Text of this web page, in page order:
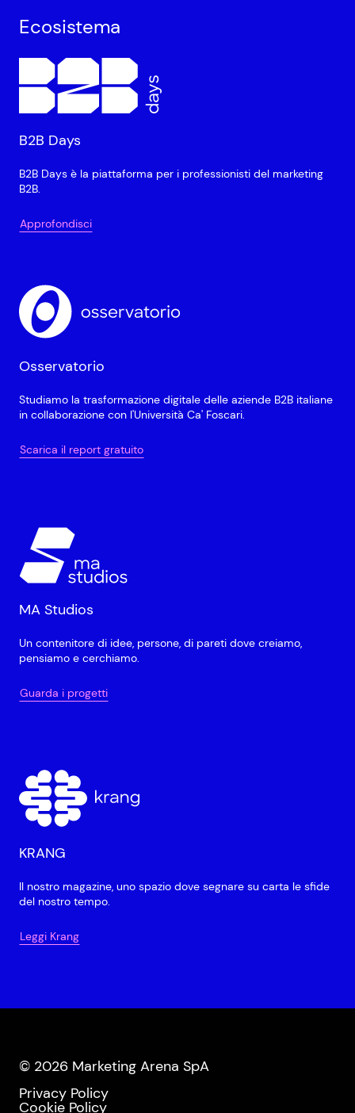
Ecosistema
B2B Days
B2B Days è la piattaforma per i professionisti del marketing
B2B.
Approfondisci
Osservatorio
Studiamo la trasformazione digitale delle aziende B2B italiane
in collaborazione con l'Università Ca' Foscari.
Scarica il report gratuito
MA Studios
Un contenitore di idee, persone, di pareti dove creiamo,
pensiamo e cerchiamo.
Guarda i progetti
KRANG
Il nostro magazine, uno spazio dove segnare su carta le sfide
del nostro tempo.
Leggi Krang
© 2026 Marketing Arena SpA
Privacy Policy
Cookie Policy